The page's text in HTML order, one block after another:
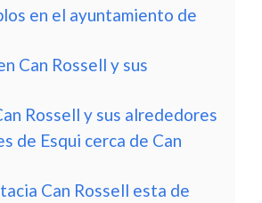
en el ayuntamiento de
Can Rossell y sus
Rossell y sus alrededores
de Esqui cerca de Can
Can Rossell esta de